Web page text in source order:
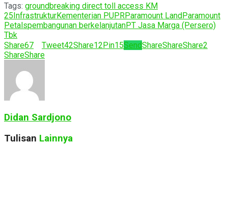
Tags: groundbreaking direct toll access KM
25InfrastrukturKementerian PUPRParamount LandParamount
Petalspembangunan berkelanjutanPT Jasa Marga (Persero)
Tbk
Share67 Tweet42Share12Pin15SendShareShareShare2
ShareShare
Didan Sardjono
Tulisan Lainnya